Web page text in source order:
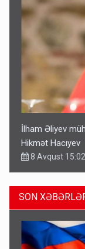
İlham Əliyev
Hikmət Hacıyev
8 Avqust 15:02
SON